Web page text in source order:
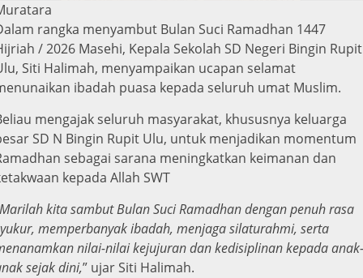
rangka menyambut Bulan Suci Ramadhan 1447
/ 2026 Masehi, Kepala Sekolah SD Negeri Bingin Rupit
Siti Halimah, menyampaikan ucapan selamat
ibadah puasa kepada seluruh umat Muslim.
mengajak seluruh masyarakat, khususnya keluarga
SD N Bingin Rupit Ulu, untuk menjadikan momentum
sebagai sarana meningkatkan keimanan dan
kepada Allah SWT
Marilah kita sambut Bulan Suci Ramadhan dengan penuh rasa
memperbanyak ibadah, menjaga silaturahmi, serta
nilai-nilai kejujuran dan kedisiplinan kepada anak-
sejak dini,” ujar Siti Halimah.